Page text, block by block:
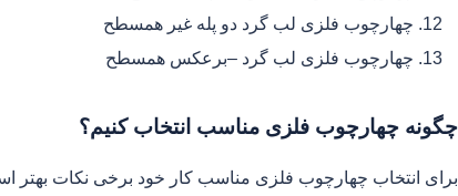
چهارچوب فلزی لب گرد دو پله غیر همسطح
چهارچوب فلزی لب گرد –برعکس همسطح
چگونه چهارچوب فلزی مناسب انتخاب کنیم؟
برای انتخاب چهارچوب فلزی مناسب کار خود برخی نکات